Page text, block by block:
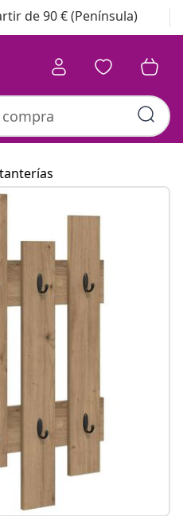
de 90 € (Península)
Colección de